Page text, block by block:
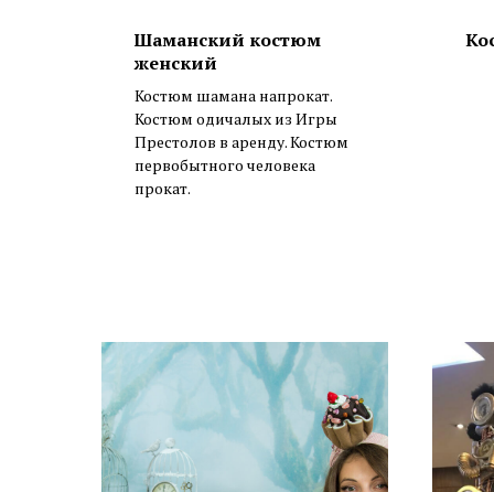
Шаманский костюм
женский
Костюм шамана напрокат.
Костюм одичалых из Игры
Престолов в аренду. Костюм
первобытного человека
прокат.